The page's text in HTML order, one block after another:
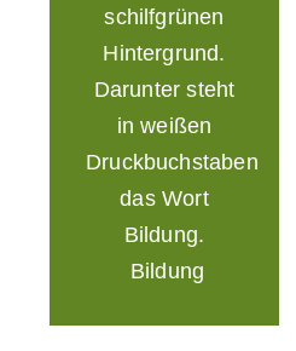
Bildung